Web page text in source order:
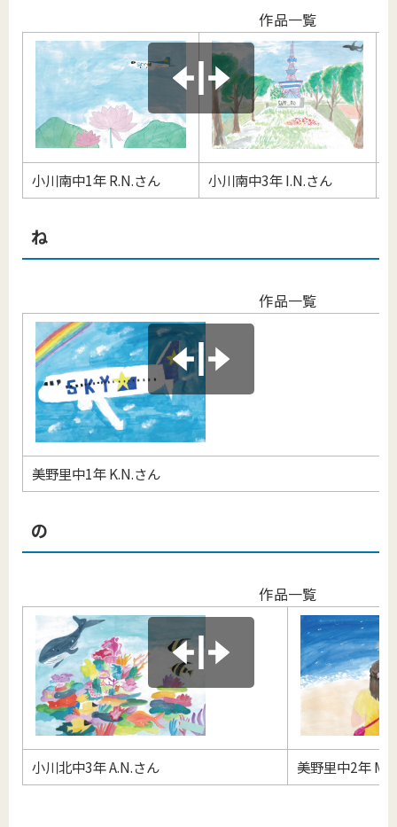
作品一覧
小川南中1年 R.N.さん 小川南中3年 I.N.さん
ね
作品一覧
美野里中1年 K.N.さん
の
作品一覧
小川北中3年 A.N.さん 美野里中2年